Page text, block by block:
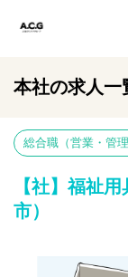
本社の求人一
総合職（営業・管理
【社】福祉
市）